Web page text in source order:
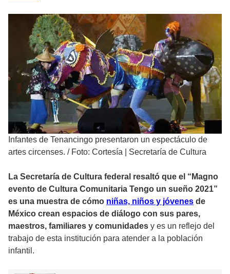
Infantes de Tenancingo presentaron un espectáculo de
artes circenses. / Foto: Cortesía | Secretaría de Cultura
La Secretaría de Cultura federal resaltó que el “Magno
evento de Cultura Comunitaria Tengo un sueño 2021”
es una muestra de cómo niñas, niños y jóvenes de
México crean espacios de diálogo con sus pares,
maestros, familiares y comunidades y es un reflejo del
trabajo de esta institución para atender a la población
infantil.